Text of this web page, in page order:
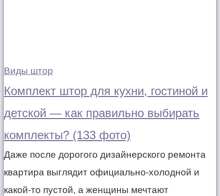
Виды штор
Комплект штор для кухни, гостиной и
детской — как правильно выбирать
комплекты? (133 фото)
Даже после дорогого дизайнерского ремонта
квартира выглядит официально-холодной и
какой-то пустой, а женщины мечтают